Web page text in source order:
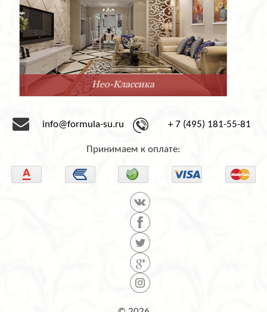
Минимализм
info@formula-su.ru + 7 (495) 181-55-81
Принимаем к оплате: